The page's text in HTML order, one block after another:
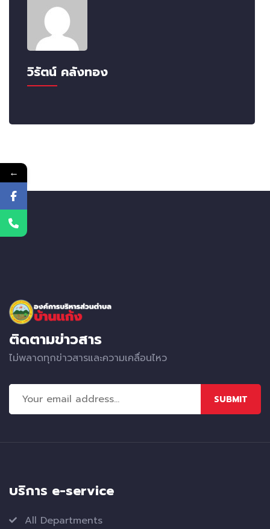
วิรัตน์ คลังทอง
ติดตามข่าวสาร
ไม่พลาดทุกข่าวสารและความเคลื่อนไหว
SUBMIT
บริการ e-service
All Departments
←